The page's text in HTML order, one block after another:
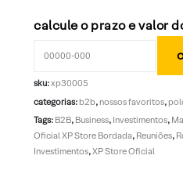
calcule o prazo e valor
sku:xp30005
categorias: b2b, nossos favoritos,
Tags: B2B, Business, Investimentos,
Oficial XP Store Bordada, Reuniões,
Investimentos,XP Store Oficial